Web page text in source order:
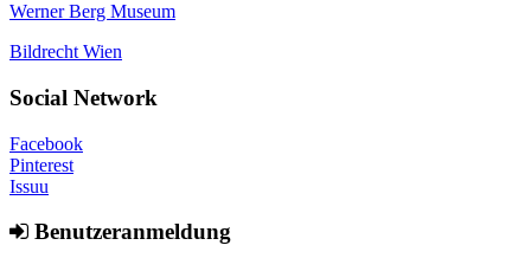
Werner Berg Museum
Bildrecht Wien
Social Network
Facebook
Pinterest
Issuu
Benutzeranmeldung